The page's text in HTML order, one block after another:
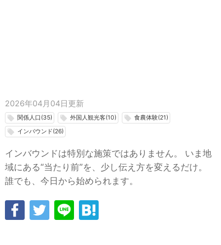
2026年04月04日 更新
local_offer 関係人口(35) local_offer 外国人観光客(10) local_offer 食農体験(21)
local_offer インバウンド(26)
インバウンドは特別な施策ではありません。 いま地
域にある“当たり前”を、少し伝え方を変えるだけ。
誰でも、今日から始められます。